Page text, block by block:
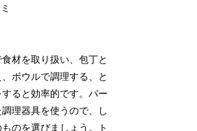
材を取り扱い、包丁と
ボウルで調理する、と
ると効率的です。バー
理器具を使うので、し
のを選びましょう。ト